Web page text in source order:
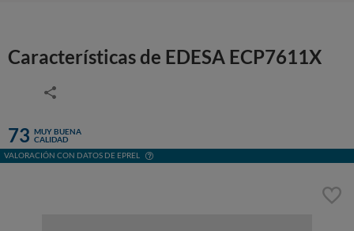
Características de EDESA ECP7611X
73 MUY BUENA
CALIDAD
VALORACIÓN CON DATOS DE EPREL